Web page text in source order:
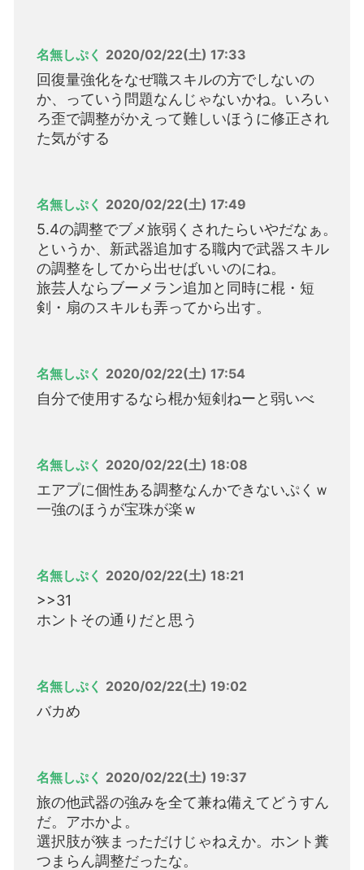
名無しぷく 2020/02/22(土) 17:33
回復量強化をなぜ職スキルの方でしないの
か、っていう問題なんじゃないかね。いろい
ろ歪で調整がかえって難しいほうに修正され
た気がする
名無しぷく 2020/02/22(土) 17:49
5.4の調整でブメ旅弱くされたらいやだなぁ。
というか、新武器追加する職内で武器スキル
の調整をしてから出せばいいのにね。
旅芸人ならブーメラン追加と同時に棍・短
剣・扇のスキルも弄ってから出す。
名無しぷく 2020/02/22(土) 17:54
自分で使用するなら棍か短剣ねーと弱いべ
名無しぷく 2020/02/22(土) 18:08
エアプに個性ある調整なんかできないぷくｗ
一強のほうが宝珠が楽ｗ
名無しぷく 2020/02/22(土) 18:21
>>31
ホントその通りだと思う
名無しぷく 2020/02/22(土) 19:02
バカめ
名無しぷく 2020/02/22(土) 19:37
旅の他武器の強みを全て兼ね備えてどうすん
だ。アホかよ。
選択肢が狭まっただけじゃねえか。ホント糞
つまらん調整だったな。